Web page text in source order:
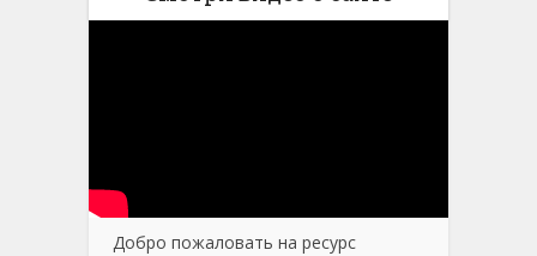
Добро пожаловать на ресурс